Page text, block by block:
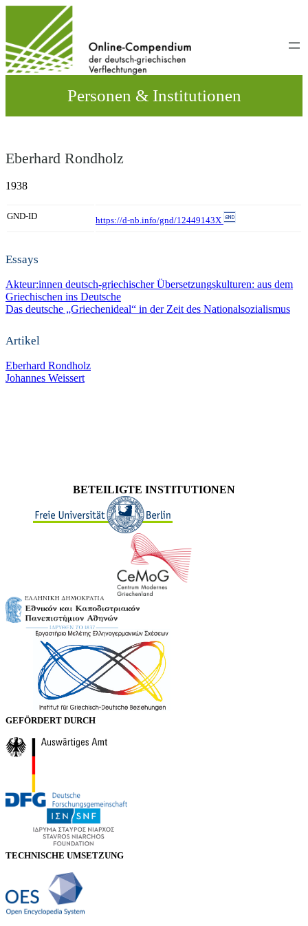
wechseln
Personen & Institutionen
Eberhard Rondholz
1938
GND-ID https://d-nb.info/gnd/12449143X
Essays
Akteur:innen deutsch-griechischer Übersetzungskulturen: aus dem
Griechischen ins Deutsche
Das deutsche „Griechenideal“ in der Zeit des Nationalsozialismus
Artikel
Eberhard Rondholz
Johannes Weissert
BETEILIGTE INSTITUTIONEN
GEFÖRDERT DURCH
TECHNISCHE UMSETZUNG